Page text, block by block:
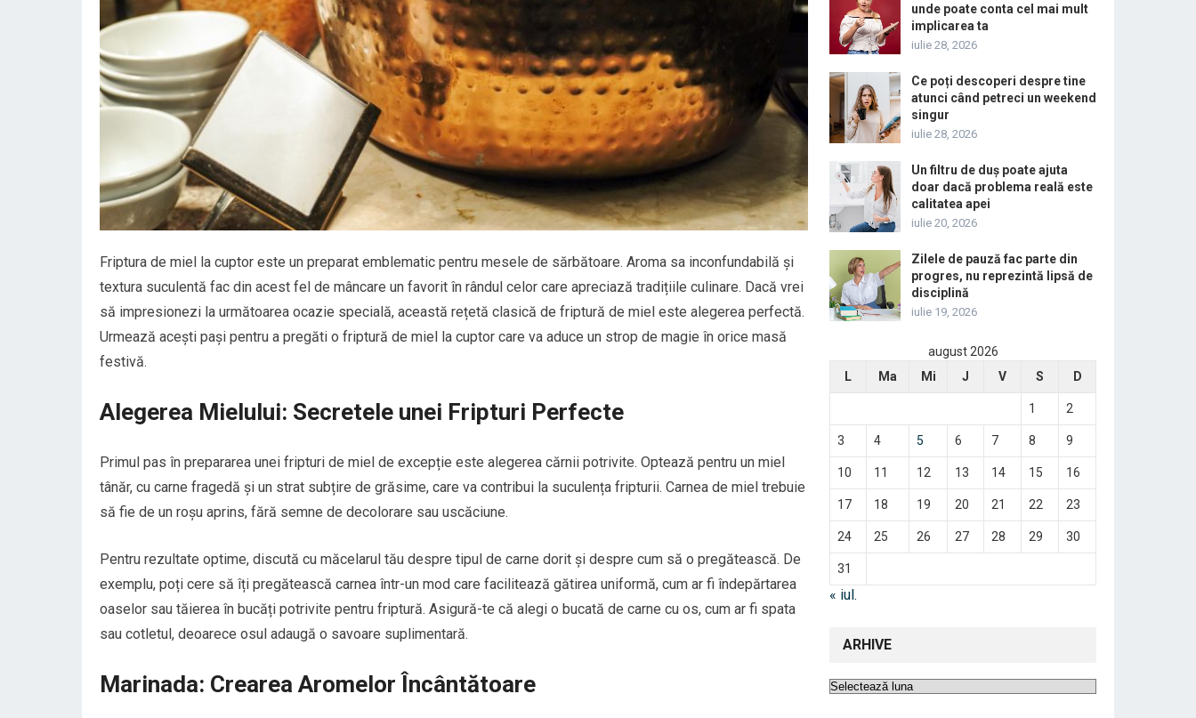
Friptura de miel la cuptor este un preparat emblematic pentru mesele de sărbătoare. Aroma sa inconfundabilă și
textura suculentă fac din acest fel de mâncare un favorit în rândul celor care apreciază tradițiile culinare. Dacă vrei
să impresionezi la următoarea ocazie specială, această rețetă clasică de friptură de miel este alegerea perfectă.
Urmează acești pași pentru a pregăti o friptură de miel la cuptor care va aduce un strop de magie în orice masă
festivă.
Alegerea Mielului: Secretele unei Fripturi Perfecte
Primul pas în prepararea unei fripturi de miel de excepție este alegerea cărnii potrivite. Optează pentru un miel
tânăr, cu carne fragedă și un strat subțire de grăsime, care va contribui la suculența fripturii. Carnea de miel trebuie
să fie de un roșu aprins, fără semne de decolorare sau uscăciune.
Pentru rezultate optime, discută cu măcelarul tău despre tipul de carne dorit și despre cum să o pregătească. De
exemplu, poți cere să îți pregătească carnea într-un mod care facilitează gătirea uniformă, cum ar fi îndepărtarea
oaselor sau tăierea în bucăți potrivite pentru friptură. Asigură-te că alegi o bucată de carne cu os, cum ar fi spata
sau cotletul, deoarece osul adaugă o savoare suplimentară.
Marinada: Crearea Aromelor Încântătoare
unde poate conta cel mai mult
implicarea ta
iulie 28, 2026
Ce poți descoperi despre tine
atunci când petreci un weekend
singur
iulie 28, 2026
Un filtru de duș poate ajuta
doar dacă problema reală este
calitatea apei
iulie 20, 2026
Zilele de pauză fac parte din
progres, nu reprezintă lipsă de
disciplină
iulie 19, 2026
august 2026
L
Ma Mi J V S D
1 2
3 4 5 6 7 8 9
10 11 12 13 14 15 16
17 18 19 20 21 22 23
24 25 26 27 28 29 30
31
« iul.
ARHIVE
Arhive